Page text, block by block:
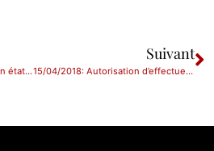
31/03/2018:Service, cause d’un état « anxiodépressif » : caractérisation
Suivant
15/04/2018: Autorisation d’effectuer des travaux sur une construction irrégulière